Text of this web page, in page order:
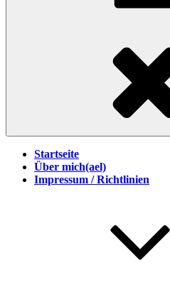
Startseite
Über mich(ael)
Impressum / Richtlinien